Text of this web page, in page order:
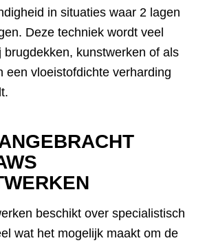
in situaties waar 2 lagen
Deze techniek wordt veel
brugdekken, kunstwerken of als
een vloeistofdichte verharding
beschikt over specialistisch
wat het mogelijk maakt om de